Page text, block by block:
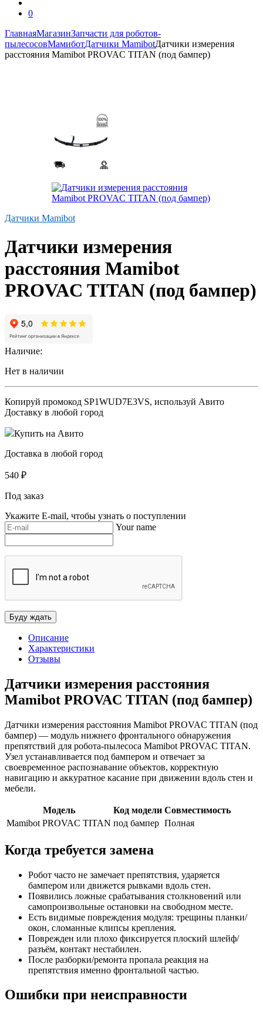
0
ГлавнаяМагазинЗапчасти для роботов-
пылесосовМамиботДатчики MamibotДатчики измерения
расстояния Mamibot PROVAC TITAN (под бампер)
Датчики Mamibot
Датчики измерения
расстояния Mamibot
PROVAC TITAN (под бампер)
Наличие:
Нет в наличии
Копируй промокод SP1WUD7E3VS, используй Авито
Доставку в любой город
Купить на Авито
Доставка в любой город
540 ₽
Под заказ
Укажите E-mail, чтобы узнать о поступлении
Your name
Описание
Характеристики
Отзывы
Датчики измерения расстояния
Mamibot PROVAC TITAN (под бампер)
Датчики измерения расстояния Mamibot PROVAC TITAN (под
бампер) — модуль нижнего фронтального обнаружения
препятствий для робота-пылесоса Mamibot PROVAC TITAN.
Узел устанавливается под бампером и отвечает за
своевременное распознавание объектов, корректную
навигацию и аккуратное касание при движении вдоль стен и
мебели.
Модель Код модели Совместимость
Mamibot PROVAC TITAN под бампер Полная
Когда требуется замена
Робот часто не замечает препятствия, ударяется
бампером или движется рывками вдоль стен.
Появились ложные срабатывания столкновений или
самопроизвольные остановки на свободном месте.
Есть видимые повреждения модуля: трещины планки/
окон, сломанные клипсы крепления.
Поврежден или плохо фиксируется плоский шлейф/
разъём, контакт нестабилен.
После разборки/ремонта пропала реакция на
препятствия именно фронтальной частью.
Ошибки при неисправности